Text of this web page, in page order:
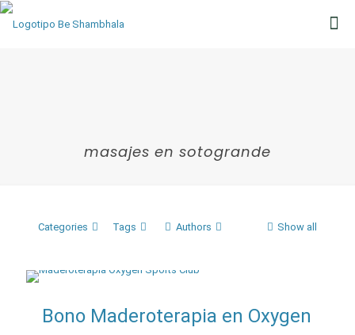
masajes en sotogrande
Categories Tags Authors Show all
Bono Maderoterapia en Oxygen